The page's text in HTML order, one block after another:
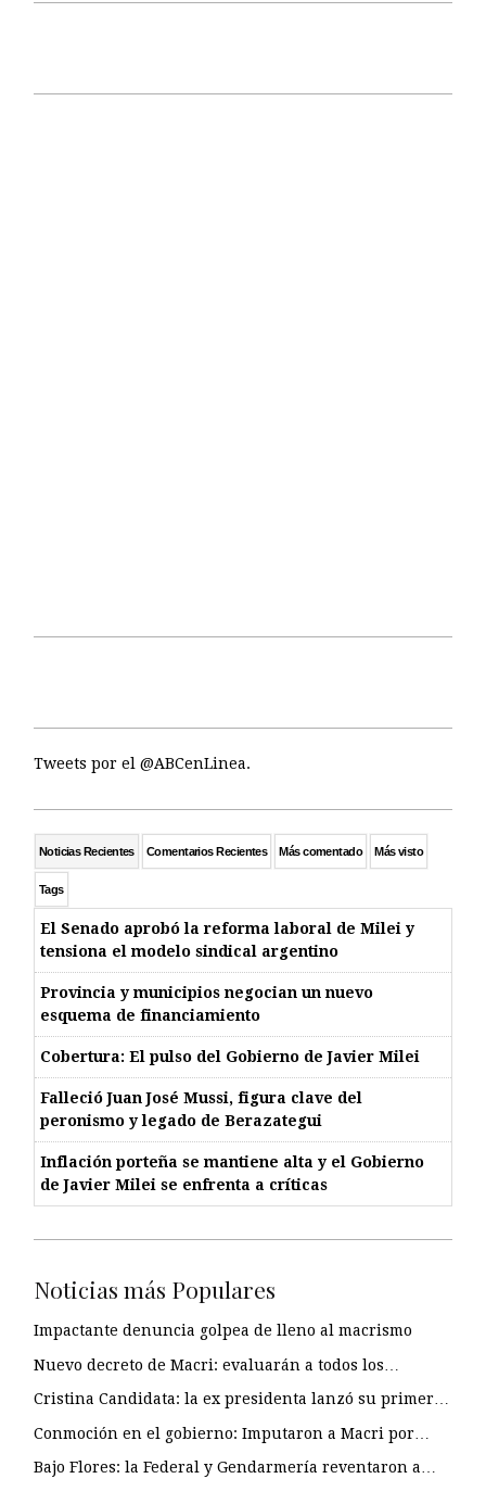
Tweets por el @ABCenLinea.
Noticias Recientes Comentarios Recientes Más comentado Más visto
Tags
El Senado aprobó la reforma laboral de Milei y
tensiona el modelo sindical argentino
Provincia y municipios negocian un nuevo
esquema de financiamiento
Cobertura: El pulso del Gobierno de Javier Milei
Falleció Juan José Mussi, figura clave del
peronismo y legado de Berazategui
Inflación porteña se mantiene alta y el Gobierno
de Javier Milei se enfrenta a críticas
Noticias más Populares
Impactante denuncia golpea de lleno al macrismo
Nuevo decreto de Macri: evaluarán a todos los…
Cristina Candidata: la ex presidenta lanzó su primer…
Conmoción en el gobierno: Imputaron a Macri por…
Bajo Flores: la Federal y Gendarmería reventaron a…